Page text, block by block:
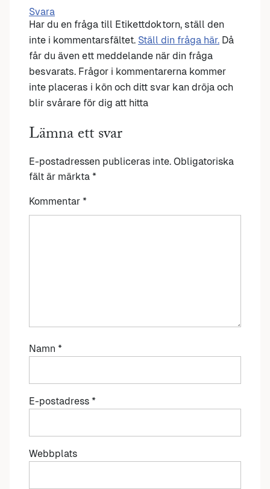
Svara
Har du en fråga till Etikettdoktorn, ställ den
inte i kommentarsfältet. Ställ din fråga här. Då
får du även ett meddelande när din fråga
besvarats. Frågor i kommentarerna kommer
inte placeras i kön och ditt svar kan dröja och
blir svårare för dig att hitta
Lämna ett svar
E-postadressen publiceras inte. Obligatoriska
fält är märkta *
Kommentar *
Namn *
E-postadress *
Webbplats